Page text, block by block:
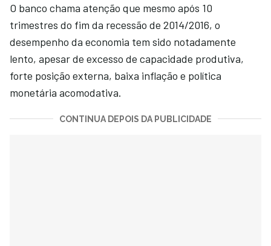
O banco chama atenção que mesmo após 10
trimestres do fim da recessão de 2014/2016, o
desempenho da economia tem sido notadamente
lento, apesar de excesso de capacidade produtiva,
forte posição externa, baixa inflação e política
monetária acomodativa.
CONTINUA DEPOIS DA PUBLICIDADE